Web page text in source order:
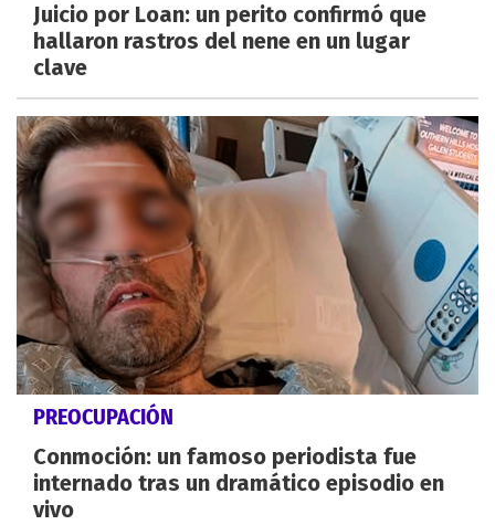
Juicio por Loan: un perito confirmó que
hallaron rastros del nene en un lugar
clave
PREOCUPACIÓN
Conmoción: un famoso periodista fue
internado tras un dramático episodio en
vivo